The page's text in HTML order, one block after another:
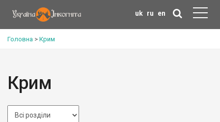
uk ru en
Головна > Крим
Крим